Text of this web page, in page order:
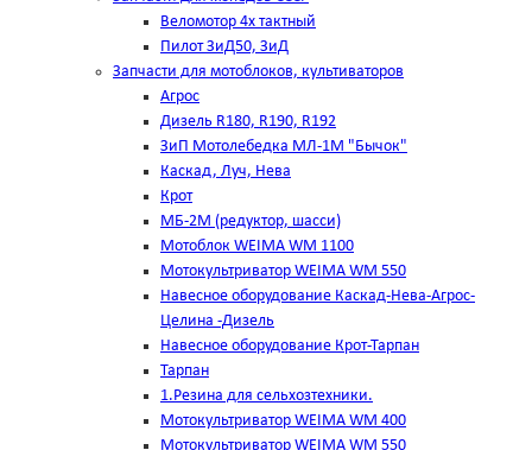
Веломотор 4х тактный
Пилот ЗиД50, ЗиД
Запчасти для мотоблоков, культиваторов
Агрос
Дизель R180, R190, R192
ЗиП Мотолебедка МЛ-1М "Бычок"
Каскад, Луч, Нева
Крот
МБ-2М (редуктор, шасси)
Мотоблок WEIMA WM 1100
Мотокультриватор WEIMA WM 550
Навесное оборудование Каскад-Нева-Агрос-
Целина -Дизель
Навесное оборудование Крот-Тарпан
Тарпан
1.Резина для сельхозтехники.
Мотокультриватор WEIMA WM 400
Мотокультриватор WEIMA WM 550